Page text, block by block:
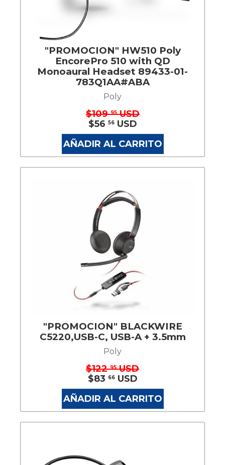
"PROMOCION" HW510 Poly
EncorePro 510 with QD
Monoaural Headset 89433-01-
783Q1AA#ABA
Poly
$10995USD
$56 56USD
AÑADIR AL CARRITO
"PROMOCION" BLACKWIRE
C5220,USB-C, USB-A + 3.5mm
Poly
$12295USD
$83 66USD
AÑADIR AL CARRITO